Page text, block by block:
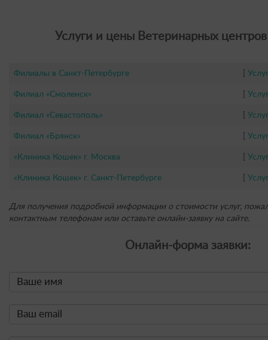
Услуги и цены Ветеринарных
Филиалы в Санкт-Петербурге
Филиал «Смоленск»
Филиал «Севастополь»
Филиал «Брянск»
«Клиника Кошек» г. Москва
«Клиника Кошек» г. Санкт-Петербурге
Для получения подробной информации о стоимости услуг,
контактным телефонам или оставьте онлайн-заявку на сайте.
Онлайн-форма заявки: